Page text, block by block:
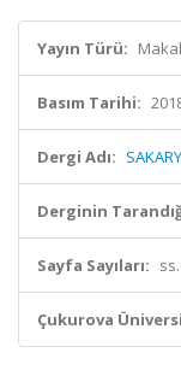
Yayın Türü:
Basım Tarihi:
Dergi Adı:
Derginin
Sayfa Sayıları:
Çukurova